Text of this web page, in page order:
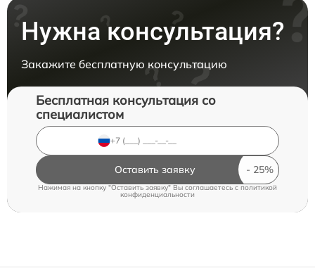
Нужна консультация?
Закажите бесплатную консультацию
Бесплатная консультация со
специалистом
Оставить заявку
Нажимая на кнопку "Оставить заявку" Вы соглашаетесь cполитикой
конфиденциальности